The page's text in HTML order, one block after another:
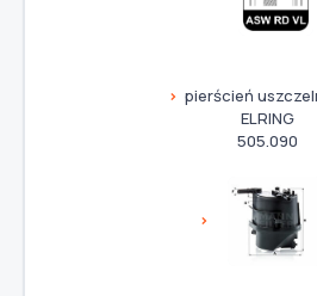
pierścień
ELRING
505.090